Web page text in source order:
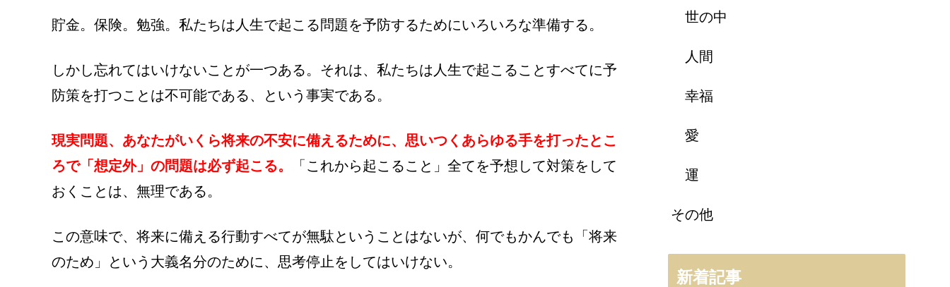
貯金。保険。勉強。私たちは人生で起こる問題を予防するためにいろいろな準備する。
しかし忘れてはいけないことが一つある。それは、私たちは人生で起こることすべてに予
防策を打つことは不可能である、という事実である。
現実問題、あなたがいくら将来の不安に備えるために、思いつくあらゆる手を打ったとこ
ろで「想定外」の問題は必ず起こる。
「これから起こること」全てを予想して対策をして
おくことは、無理である。
この意味で、将来に備える行動すべてが無駄ということはないが、何でもかんでも「将来
のため」という大義名分のために、思考停止をしてはいけない。
世の中
人間
幸福
愛
運
その他
新着記事